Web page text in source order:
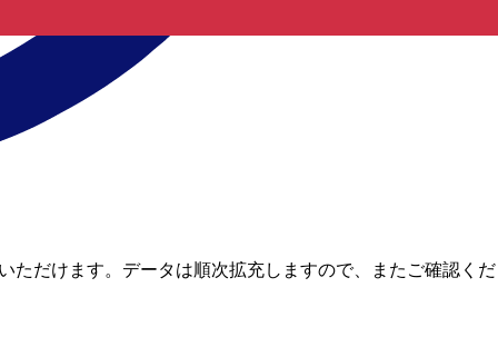
だけます。データは順次拡充しますので、またご確認く